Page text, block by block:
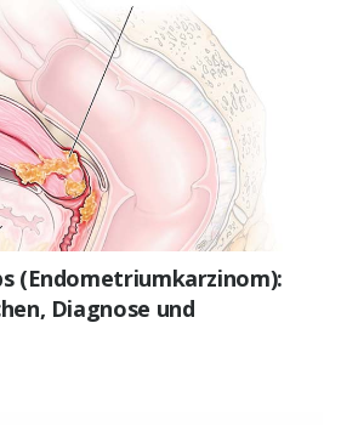
(Endometriumkarzinom):
Diagnose und